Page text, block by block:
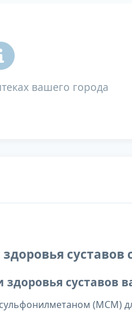
вашего города
суставов
суставов
(МСМ)